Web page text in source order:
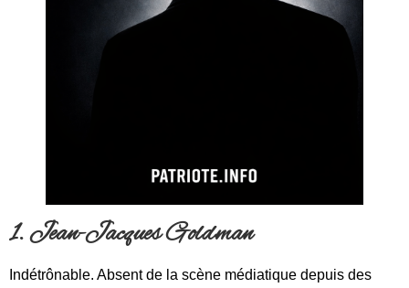
1. Jean-Jacques Goldman
Indétrônable. Absent de la scène médiatique depuis des